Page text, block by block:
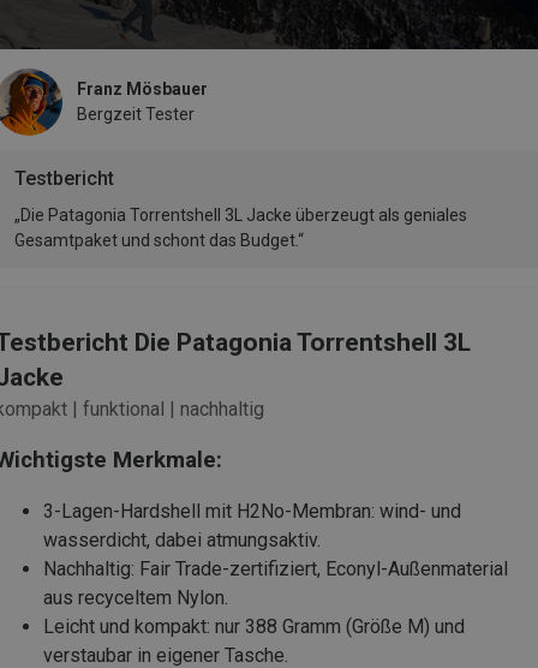
Testbericht
Franz Mösbauer
Bergzeit Tester
„Die Patagonia Torrentshell 3L Jacke überzeugt als geniales
Gesamtpaket und schont das Budget.“
Die Patagonia Torrentshell 3L
| funktional | nachhaltig
Merkmale:
3-Lagen-Hardshell mit H2No-Membran: wind- und
wasserdicht, dabei atmungsaktiv.
Nachhaltig: Fair Trade-zertifiziert, Econyl-Außenmaterial
aus recyceltem Nylon.
Leicht und kompakt: nur 388 Gramm (Größe M) und
verstaubar in eigener Tasche.